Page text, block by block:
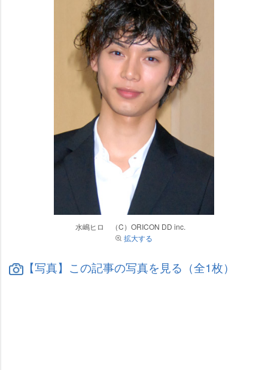
水嶋ヒロ （C）ORICON DD inc.
拡大する
【写真】この記事の写真を見る（全1枚）